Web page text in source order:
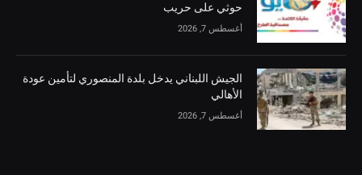
حوثي على حريب
أغسطس 7, 2026
الجيش اللبناني يدخل بلدة المنصوري لتأمين عودة
الأهالي
أغسطس 7, 2026